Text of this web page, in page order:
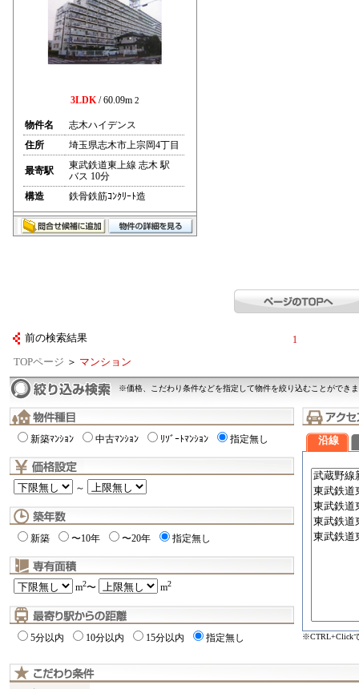
3LDK/ 60.09m 2
物件名
志木ハイデンス
住所
埼玉県志木市上宗岡4丁目
最寄駅
東武鉄道東上線 志木 駅
バス 10分
構造
鉄骨鉄筋ｺﾝｸﾘｰﾄ造
前の検索結果 1
TOPページ ＞ マンション
※価格、こだわり条件などを指定して物件を絞り込むことができ
新築ﾏﾝｼｮﾝ 中古ﾏﾝｼｮﾝ ﾘｿﾞｰﾄﾏﾝｼｮﾝ 指定無し
～
新築 〜10年 〜20年 指定無し
m2〜 m2
5分以内 10分以内 15分以内 指定無し
沿線
※CTRL+Click